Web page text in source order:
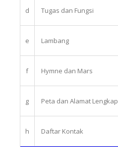
d Tugas dan Fungsi
e Lambang
f Hymne dan Mars
g Peta dan Alamat Lengkap
h Daftar Kontak